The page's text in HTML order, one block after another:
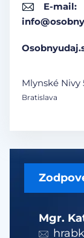
Mgr.
E-mail:
Mlynské Nivy
Bratislava